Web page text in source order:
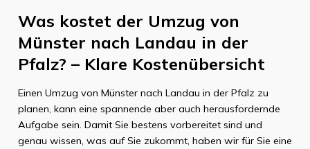
Was kostet der Umzug von
Münster nach Landau in der
Pfalz? – Klare Kostenübersicht
Einen Umzug von Münster nach Landau in der Pfalz zu
planen, kann eine spannende aber auch herausfordernde
Aufgabe sein. Damit Sie bestens vorbereitet sind und
genau wissen, was auf Sie zukommt, haben wir für Sie eine